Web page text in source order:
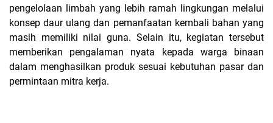
pengelolaan limbah yang lebih ramah lingkungan melalui
konsep daur ulang dan pemanfaatan kembali bahan yang
masih memiliki nilai guna. Selain itu, kegiatan tersebut
memberikan pengalaman nyata kepada warga binaan
dalam menghasilkan produk sesuai kebutuhan pasar dan
permintaan mitra kerja.